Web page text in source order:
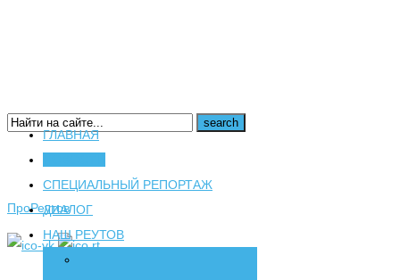
16+
ПроРеутов
ГЛАВНАЯ
СПЕЦИАЛЬНЫЙ РЕПОРТАЖ
ДИАЛОГ
НАШ РЕУТОВ